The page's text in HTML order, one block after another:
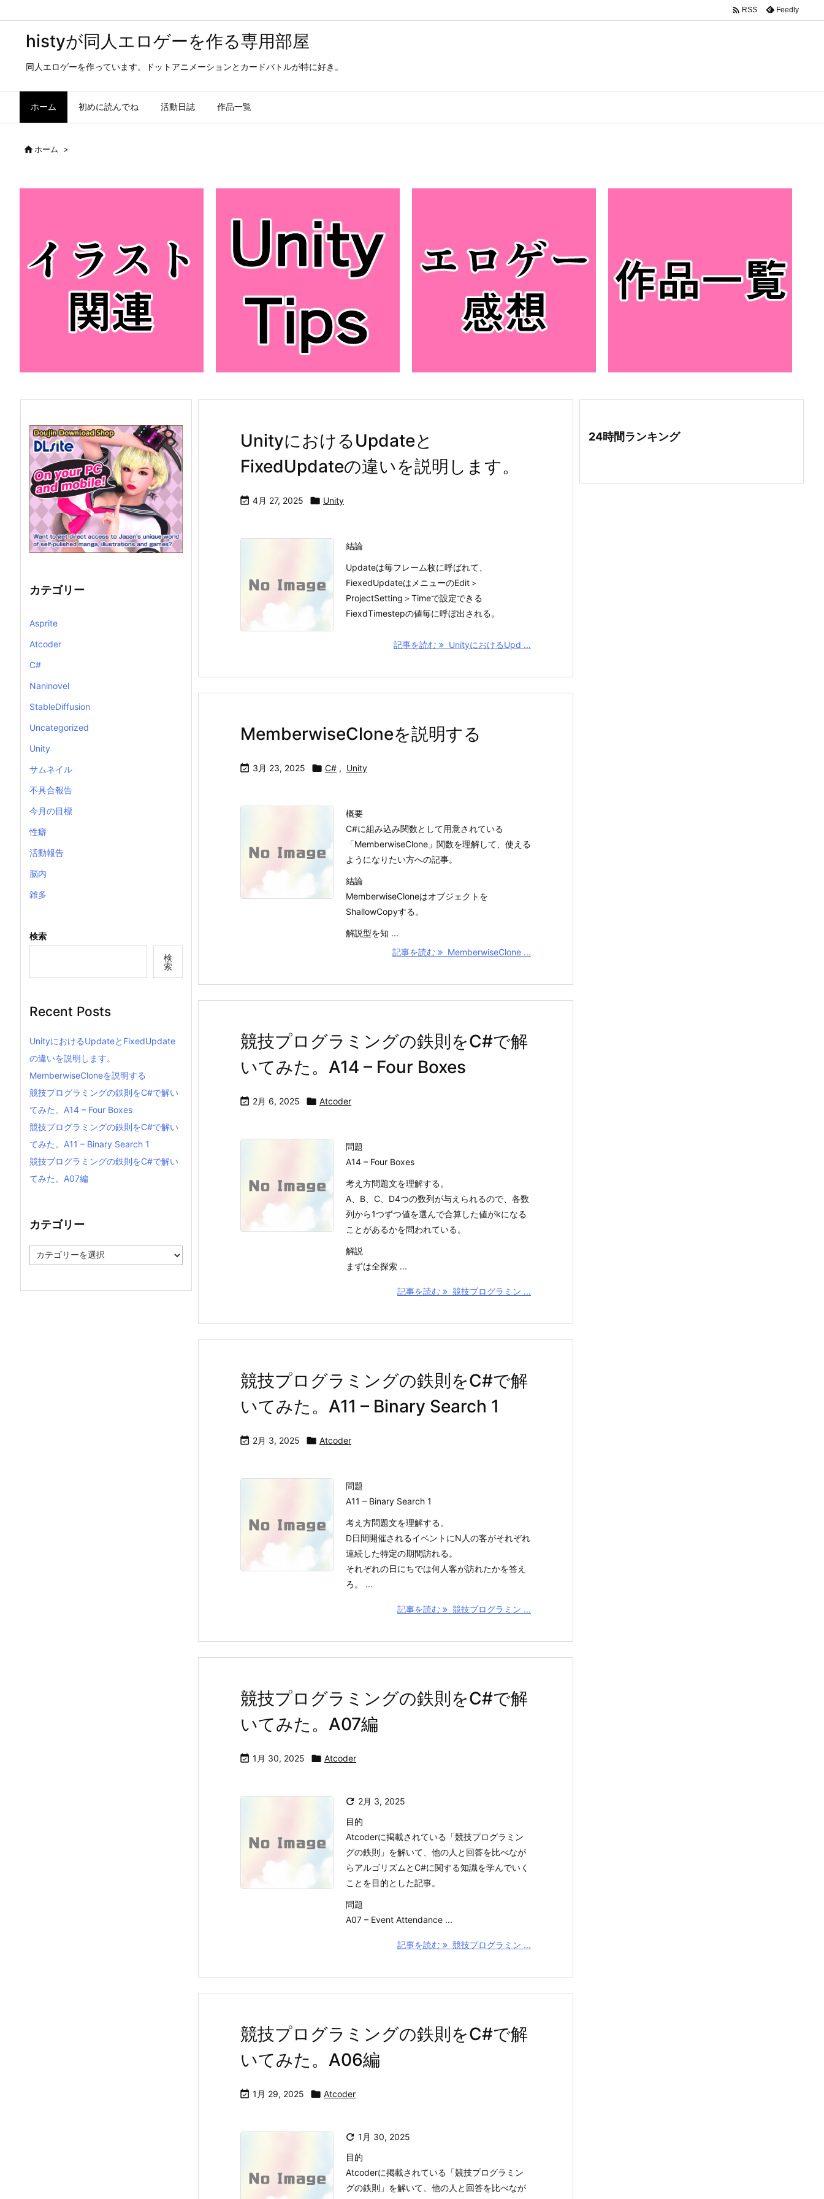
histyが同人エロゲーを作る専用部屋
同人エロゲーを作っています。ドットアニメーションとカードバトルが特に好き。
ホーム 初めに読んでね 活動日誌 作品一覧
 RSS Feedly
ホーム >
UnityにおけるUpdateと
FixedUpdateの違いを説明します。
 4月 27, 2025  Unity
結論
Updateは毎フレーム枚に呼ばれて、
FiexedUpdateはメニューのEdit＞
ProjectSetting＞Timeで設定できる
FiexdTimestepの値毎に呼ぼ出される。
記事を読む UnityにおけるUpd ...
MemberwiseCloneを説明する
 3月 23, 2025  C# , Unity
概要
C#に組み込み関数として用意されている
「MemberwiseClone」関数を理解して、使える
ようになりたい方への記事。
結論
MemberwiseCloneはオブジェクトを
ShallowCopyする。
解説型を知 ...
記事を読む
MemberwiseClone ...
競技プログラミングの鉄則をC#で解
いてみた。A14 – Four Boxes
 2月 6, 2025  Atcoder
問題
A14 – Four Boxes
考え方問題文を理解する。
A、B、C、D4つの数列が与えられるので、各数
列から1つずつ値を選んで合算した値がkになる
ことがあるかを問われている。
解説
まずは全探索 ...
記事を読む 競技プログラミン ...
競技プログラミングの鉄則をC#で解
いてみた。A11 – Binary Search 1
 2月 3, 2025  Atcoder
問題
A11 – Binary Search 1
考え方問題文を理解する。
D日間開催されるイベントにN人の客がそれぞれ
連続した特定の期間訪れる。
それぞれの日にちでは何人客が訪れたかを答え
ろ。 ...
記事を読む 競技プログラミン ...
競技プログラミングの鉄則をC#で解
いてみた。A07編
 1月 30, 2025  Atcoder
 2月 3, 2025
目的
Atcoderに掲載されている「競技プログラミン
グの鉄則」を解いて、他の人と回答を比べなが
らアルゴリズムとC#に関する知識を学んでいく
ことを目的とした記事。
問題
A07 – Event Attendance ...
記事を読む 競技プログラミン ...
競技プログラミングの鉄則をC#で解
いてみた。A06編
 1月 29, 2025  Atcoder
 1月 30, 2025
目的
Atcoderに掲載されている「競技プログラミン
グの鉄則」を解いて、他の人と回答を比べなが
カテゴリー
Asprite
Atcoder
C#
Naninovel
StableDiffusion
Uncategorized
Unity
サムネイル
不具合報告
今月の目標
性癖
活動報告
脳内
雑多
検索
検
索
Recent Posts
UnityにおけるUpdateとFixedUpdate
の違いを説明します。
MemberwiseCloneを説明する
競技プログラミングの鉄則をC#で解い
てみた。A14 – Four Boxes
競技プログラミングの鉄則をC#で解い
てみた。A11 – Binary Search 1
競技プログラミングの鉄則をC#で解い
てみた。A07編
カテゴリー
テ
24時間ランキング